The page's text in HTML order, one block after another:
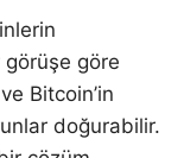
görüşe göre
Bitcoin’in
doğurabilir.